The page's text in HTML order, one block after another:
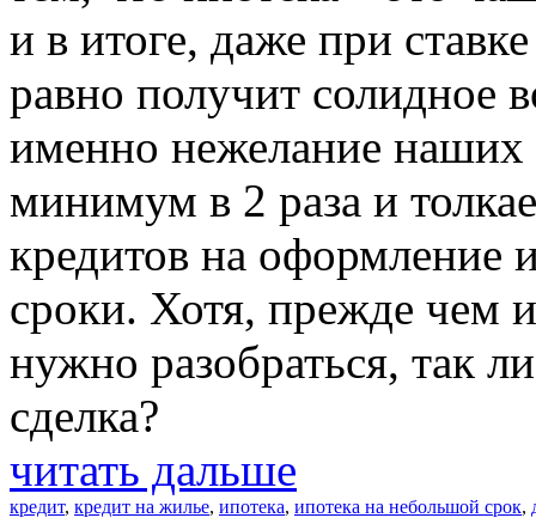
и в итоге, даже при
равно получит солидное
именно нежелание наших
минимум в 2 раза и
кредитов на оформление
сроки. Хотя, прежде чем
нужно разобраться, так
сделка?
читать дальше
кредит, кредит на жилье, ипотека, ипотека на небольшой срок,